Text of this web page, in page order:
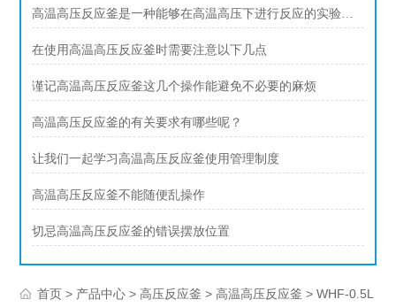
高温高压反应釜是一种能够在高温高压下进行反应的实验设备
在使用高温高压反应釜时需要注意以下几点
谨记高温高压反应釜这几个操作能避免不必要的麻烦
高温高压反应釜的有关要求有哪些呢？
让我们一起学习高温高压反应釜使用管理制度
高温高压反应釜不能随便乱操作
切忌高温高压反应釜的错误摆放位置
首页 > 产品中心 >高压反应釜 >高温高压反应釜 > WHF-0.5L